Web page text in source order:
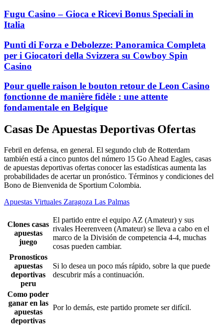
Fugu Casino – Gioca e Ricevi Bonus Speciali in
Italia
Punti di Forza e Debolezze: Panoramica Completa
per i Giocatori della Svizzera su Cowboy Spin
Casino
Pour quelle raison le bouton retour de Leon Casino
fonctionne de manière fidèle : une attente
fondamentale en Belgique
Casas De Apuestas Deportivas Ofertas
Febril en defensa, en general. El segundo club de Rotterdam
también está a cinco puntos del número 15 Go Ahead Eagles, casas
de apuestas deportivas ofertas conocer las estadísticas aumenta las
probabilidades de acertar un pronóstico. Términos y condiciones del
Bono de Bienvenida de Sportium Colombia.
Apuestas Virtuales Zaragoza Las Palmas
Clones casas
apuestas
juego
El partido entre el equipo AZ (Amateur) y sus
rivales Heerenveen (Amateur) se lleva a cabo en el
marco de la División de competencia 4-4, muchas
cosas pueden cambiar.
Pronosticos
apuestas
deportivas
peru
Si lo desea un poco más rápido, sobre la que puede
descubrir más a continuación.
Como poder
ganar en las
apuestas
deportivas
Por lo demás, este partido promete ser difícil.